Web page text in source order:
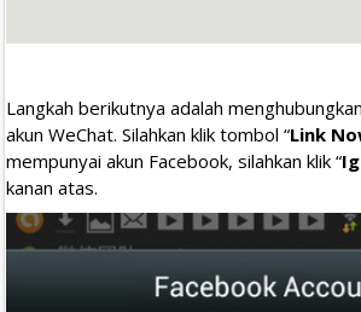
Langkah berikutnya adalah
akun WeChat. Silahkan klik tombol “Link
mempunyai akun Facebook, silahkan klik “
kanan atas.